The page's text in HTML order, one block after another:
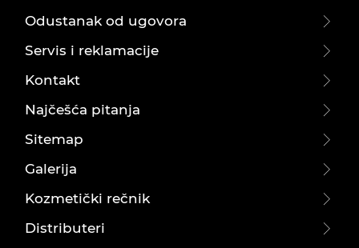
Odustanak od ugovora
Servis i reklamacije
Kontakt
Najčešća pitanja
Sitemap
Galerija
Kozmetički rečnik
Distributeri